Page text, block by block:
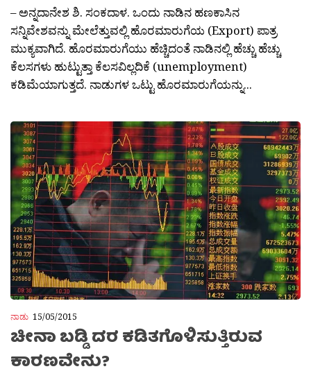
– ಅನ್ನದಾನೇಶ ಶಿ. ಸಂಕದಾಳ. ಒಂದು ನಾಡಿನ ಹಣಕಾಸಿನ
ಸನ್ನಿವೇಶವನ್ನು ಮೇಲೆತ್ತುವಲ್ಲಿ ಹೊರಮಾರುಗೆಯ (Export) ಪಾತ್ರ
ಮುಕ್ಯವಾಗಿದೆ. ಹೊರಮಾರುಗೆಯು ಹೆಚ್ಚಿದಂತೆ ನಾಡಿನಲ್ಲಿ ಹೆಚ್ಚು ಹೆಚ್ಚು
ಕೆಲಸಗಳು ಹುಟ್ಟುತ್ತಾ ಕೆಲಸವಿಲ್ಲದಿಕೆ (unemployment)
ಕಡಿಮೆಯಾಗುತ್ತದೆ. ನಾಡುಗಳ ಒಟ್ಟು ಹೊರಮಾರುಗೆಯನ್ನು...
ನಾಡು 15/05/2015
ಚೀನಾ ಬಡ್ಡಿ ದರ ಕಡಿತಗೊಳಿಸುತ್ತಿರುವ
ಕಾರಣವೇನು?